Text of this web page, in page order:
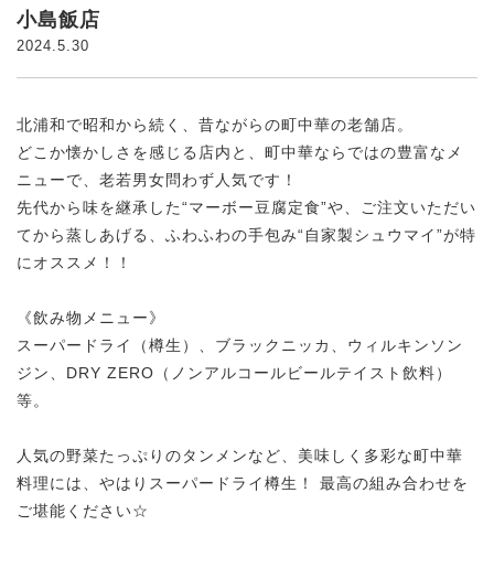
小島飯店
2024.5.30
北浦和で昭和から続く、昔ながらの町中華の老舗店。
どこか懐かしさを感じる店内と、町中華ならではの豊富なメ
ニューで、老若男女問わず人気です！
先代から味を継承した“マーボー豆腐定食”や、ご注文いただい
てから蒸しあげる、ふわふわの手包み“自家製シュウマイ”が特
にオススメ！！
《飲み物メニュー》
スーパードライ（樽生）、ブラックニッカ、ウィルキンソン
ジン、DRY ZERO（ノンアルコールビールテイスト飲料）
等。
人気の野菜たっぷりのタンメンなど、美味しく多彩な町中華
料理には、やはりスーパードライ樽生！ 最高の組み合わせを
ご堪能ください☆